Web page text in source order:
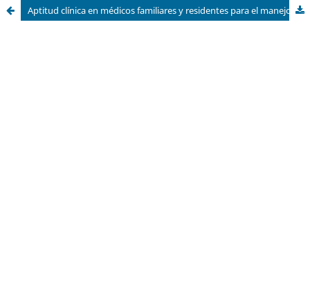
Aptitud clínica en médicos familiares y residentes para el manejo de preeclampsia-eclampsia en primer nivel de atención: un estudio transversal en una institución pública de Zacapu, Michoacán